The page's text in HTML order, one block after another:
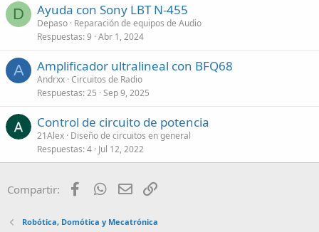
D Ayuda con Sony LBT N-455
Depaso Reparación de equipos de Audio
Respuestas 9 Abr 1, 2024
A Amplificador ultralineal con BFQ68
Andrxx Circuitos de Radio
Respuestas 25 Sep 9, 2025
Control de circuito de potencia
21Alex Diseño de circuitos en general
Respuestas 4 Jul 12, 2022
Compartir: FacebookWhatsApp
Email
Robótica, Domótica y Mecatrónica